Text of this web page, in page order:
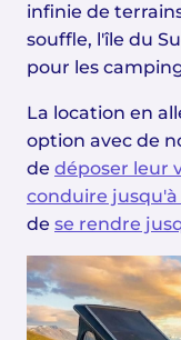
infinie de
souffle, l'île du
pour les
La location en
option avec de
de déposer leur
conduire
de se rendre